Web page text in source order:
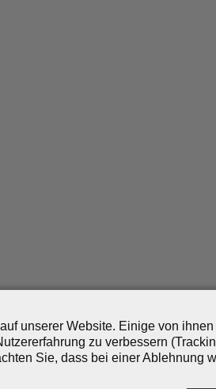
unserer Website. Einige von
zu verbessern
Sie, dass bei einer Ablehnung